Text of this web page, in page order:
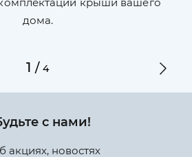
дома.
1 /4
с нами!
акциях, новостях